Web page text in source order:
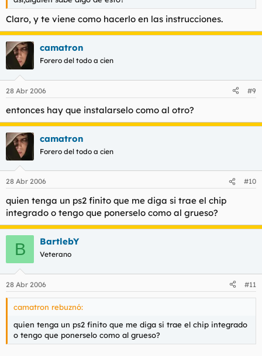
Claro, y te viene como hacerlo en las instrucciones.
camatron
Forero del todo a cien
28 Abr 2006 #9
entonces hay que instalarselo como al otro?
camatron
Forero del todo a cien
28 Abr 2006 #10
quien tenga un ps2 finito que me diga si trae el chip
integrado o tengo que ponerselo como al grueso?
B BartlebY
Veterano
28 Abr 2006 #11
camatron rebuznó:
quien tenga un ps2 finito que me diga si trae el chip integrado
o tengo que ponerselo como al grueso?